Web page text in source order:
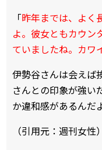
「昨年までは、よく
よ。彼女ともカウン
ていましたね。カワ
伊勢谷さんは会えば
さんとの印象が強い
か違和感があるんだ
（引用元：週刊女性）